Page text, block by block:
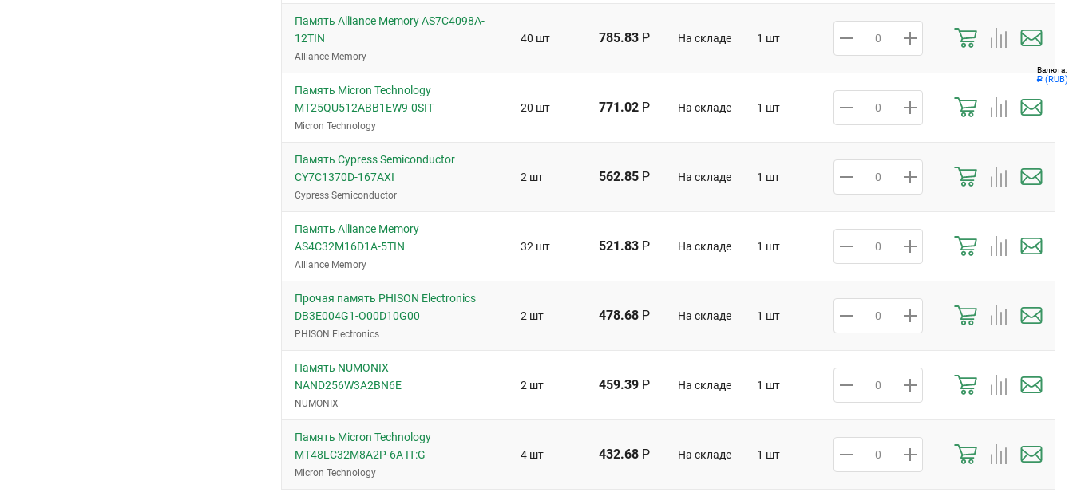
Валюта:
Р (RUB)
Память Alliance Memory AS7C4098A-
12TIN
Alliance Memory
40 шт 785.83 Р На складе 1 шт
Память Micron Technology
MT25QU512ABB1EW9-0SIT
Micron Technology
20 шт 771.02 Р На складе 1 шт
Память Cypress Semiconductor
CY7C1370D-167AXI
Cypress Semiconductor
2 шт 562.85 Р На складе 1 шт
Память Alliance Memory
AS4C32M16D1A-5TIN
Alliance Memory
32 шт 521.83 Р На складе 1 шт
Прочая память PHISON Electronics
DB3E004G1-O00D10G00
PHISON Electronics
2 шт 478.68 Р На складе 1 шт
Память NUMONIX
NAND256W3A2BN6E
NUMONIX
2 шт 459.39 Р На складе 1 шт
Память Micron Technology
MT48LC32M8A2P-6A IT:G
Micron Technology
4 шт 432.68 Р На складе 1 шт